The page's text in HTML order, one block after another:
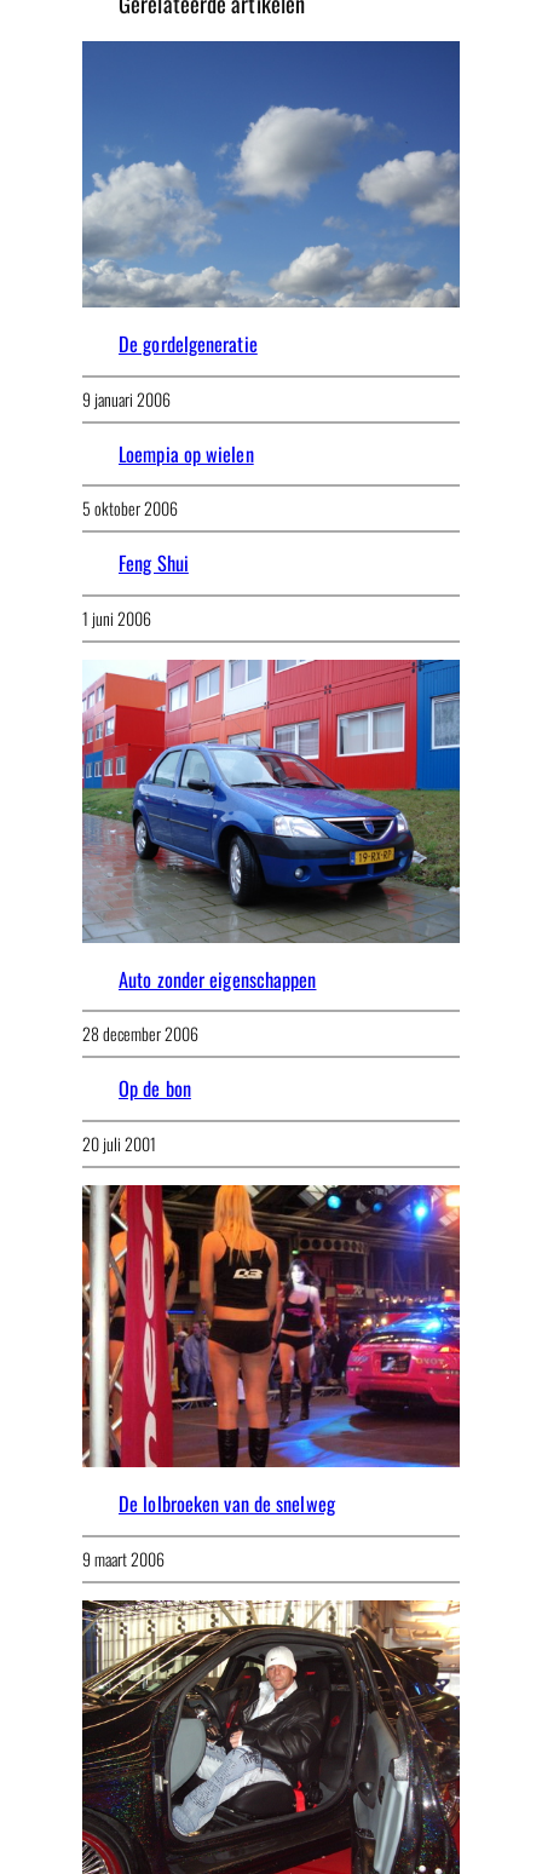
De gordelgeneratie
9 januari 2006
Loempia op wielen
5 oktober 2006
Feng Shui
1 juni 2006
Auto zonder eigenschappen
28 december 2006
Op de bon
20 juli 2001
De lolbroeken van de snelweg
9 maart 2006